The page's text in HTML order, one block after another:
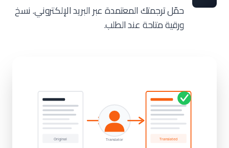
حمّل ترجمتك المعتمدة عبر البريد الإلكتروني. نسخ
ورقية متاحة عند الطلب.